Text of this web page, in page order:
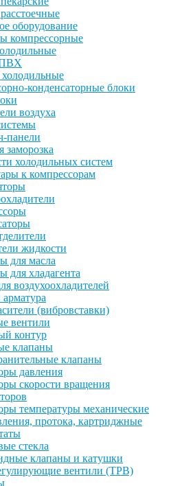
оборудование
компрессорные
ПВХ
конденсаторные блоки
воздуха
панели
заморозка
холодильных систем
к компрессорам
жидкости
для масла
для хладагента
воздухоохладителей
(вибровставки)
вентили
контур
клапаны
клапаны
давления
скорости вращения
температуры механические
протока, картриджные
стекла
клапаны и катушки
вентили (ТРВ)